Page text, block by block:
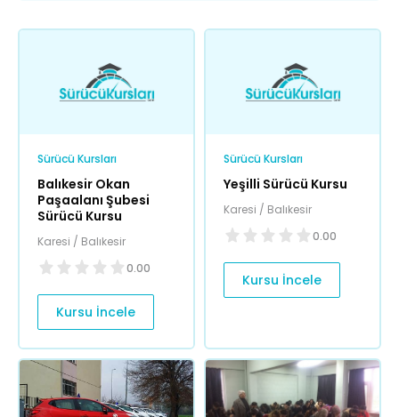
Sürücü Kursları
Balıkesir Okan
Paşaalanı Şubesi
Sürücü Kursu
Karesi / Balıkesir
0.00
Kursu İncele
Sürücü Kursları
Yeşilli Sürücü Kursu
Karesi / Balıkesir
0.00
Kursu İncele